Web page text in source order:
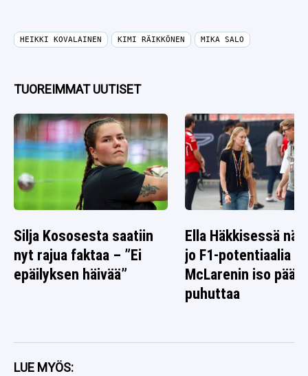
HEIKKI KOVALAINEN KIMI RÄIKKÖNEN MIKA SALO
TUOREIMMAT UUTISET
Silja Kososesta saatiin
nyt rajua faktaa – ”Ei
epäilyksen häivää”
Ella Häkkisessä
jo F1-potentiaalia –
McLarenin iso
puhuttaa
LUE MYÖS: